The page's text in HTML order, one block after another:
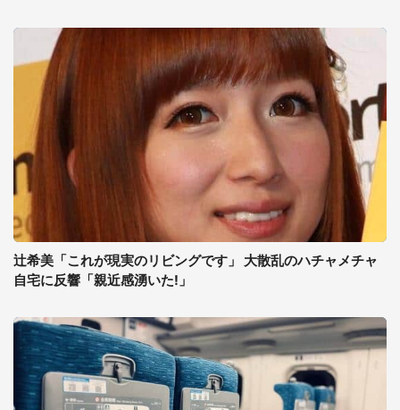
辻希美「これが現実のリビングです」 大散乱のハチャメチャ
自宅に反響「親近感湧いた!」